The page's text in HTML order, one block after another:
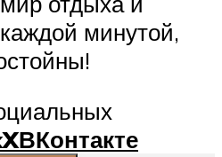
минутой,
XВКонтакте